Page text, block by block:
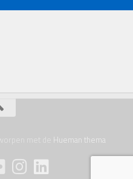
met de Hueman thema